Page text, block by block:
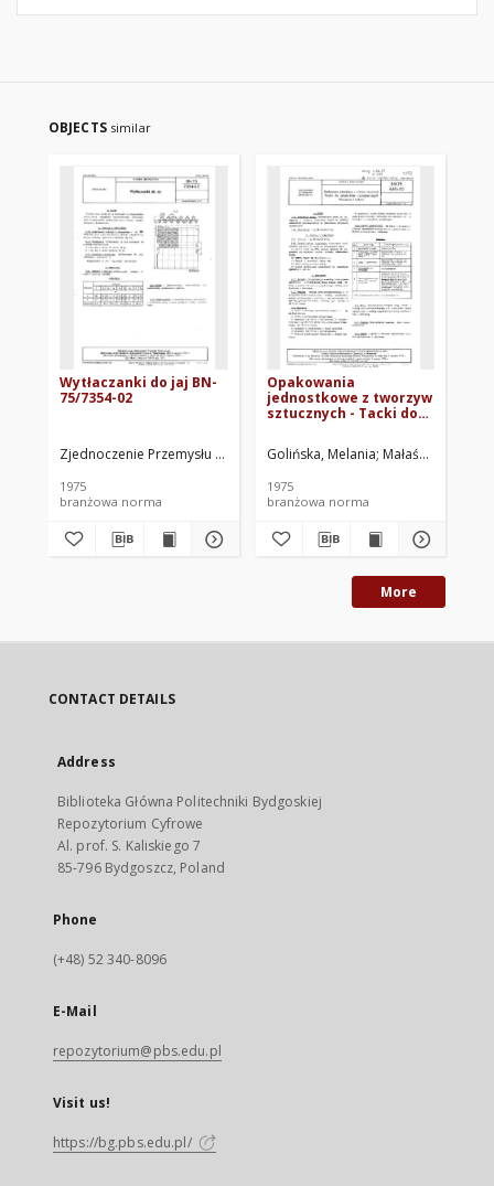
OBJECTS similar
Wytłaczanki do jaj BN-
75/7354-02
Zjednoczenie Przemysłu Papierniczego, Łódź. Oprac.
1975
branżowa norma
Opakowania
jednostkowe z tworzyw
sztucznych - Tacki do
- Wymagania i badania
BN-75/6415-02
Golińska, Melania Małaśnicka,
1975
branżowa norma
More
CONTACT DETAILS
Address
Biblioteka Główna Politechniki Bydgoskiej
Repozytorium Cyfrowe
Al. prof. S. Kaliskiego 7
85-796 Bydgoszcz, Poland
Phone
(+48) 52 340-8096
E-Mail
repozytorium@pbs.edu.pl
Visit us!
https://bg.pbs.edu.pl/